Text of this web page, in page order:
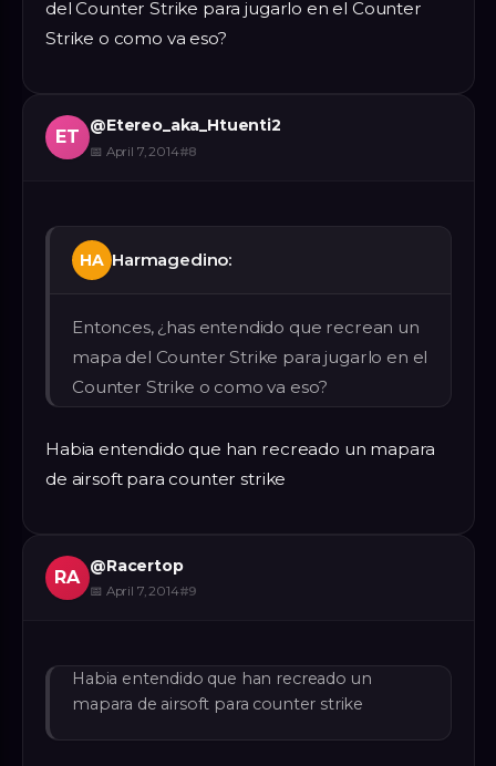
del Counter Strike para jugarlo en el Counter
Strike o como va eso?
ET
@Etereo_aka_Htuenti2
📅 April 7, 2014#8
HA Harmagedino:
Entonces, ¿has entendido que recrean un
mapa del Counter Strike para jugarlo en el
Counter Strike o como va eso?
Habia entendido que han recreado un mapara
de airsoft para counter strike
RA
@Racertop
📅 April 7, 2014#9
Habia entendido que han recreado un
mapara de airsoft para counter strike